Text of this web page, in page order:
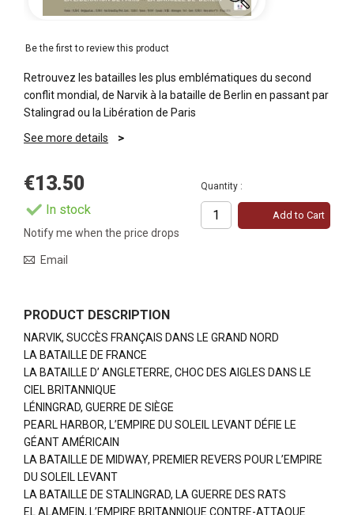
Be the first to review this product
Retrouvez les batailles les plus emblématiques du second
conflit mondial, de Narvik à la bataille de Berlin en passant par
Stalingrad ou la Libération de Paris
See more details
€13.50
In stock
Quantity :
Add to Cart
Notify me when the price drops
Email
PRODUCT DESCRIPTION
NARVIK, SUCCÈS FRANÇAIS DANS LE GRAND NORD
LA BATAILLE DE FRANCE
LA BATAILLE D’ ANGLETERRE, CHOC DES AIGLES DANS LE
CIEL BRITANNIQUE
LÉNINGRAD, GUERRE DE SIÈGE
PEARL HARBOR, L’EMPIRE DU SOLEIL LEVANT DÉFIE LE
GÉANT AMÉRICAIN
LA BATAILLE DE MIDWAY, PREMIER REVERS POUR L’EMPIRE
DU SOLEIL LEVANT
LA BATAILLE DE STALINGRAD, LA GUERRE DES RATS
EL ALAMEIN, L’EMPIRE BRITANNIQUE CONTRE-ATTAQUE